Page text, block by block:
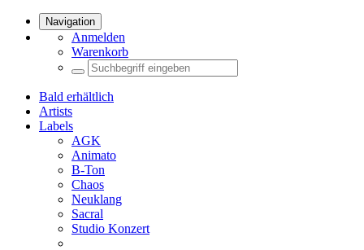
Navigation
Anmelden
Warenkorb
Bald erhältlich
Artists
Labels
AGK
Animato
B-Ton
Chaos
Neuklang
Sacral
Studio Konzert